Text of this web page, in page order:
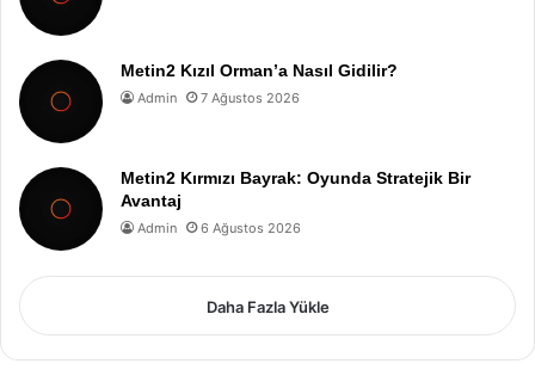
Metin2 Kızıl Orman’a Nasıl Gidilir?
Admin 7 Ağustos 2026
Metin2 Kırmızı Bayrak: Oyunda Stratejik Bir
Avantaj
Admin 6 Ağustos 2026
Daha Fazla Yükle